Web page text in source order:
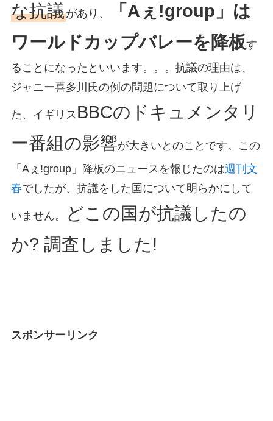
な抗議があり、
「Aぇ!group」は
ワールドカップバレーを降板す
ることになったといいます。。。抗議の理由は、
ジャニー喜多川氏の例の問題について取り上げ
た、イギリス BBCのドキュメンタリ
ー番組の影響が大きいとのことです。この
「Aぇ!group」降板のニュースを報じたのは週刊文
春でしたが、抗議をした国について明らかにして
いません。
どこの国が抗議したの
か? 調査しました!
スポンサーリンク